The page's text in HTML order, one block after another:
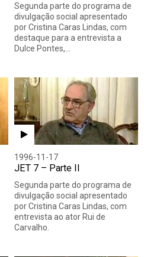
Segunda parte do programa de
divulgação social apresentado
por Cristina Caras Lindas, com
destaque para a entrevista a
Dulce Pontes,…
1996-11-17
JET 7 – Parte II
Segunda parte do programa de
divulgação social apresentado
por Cristina Caras Lindas, com
entrevista ao ator Rui de
Carvalho.